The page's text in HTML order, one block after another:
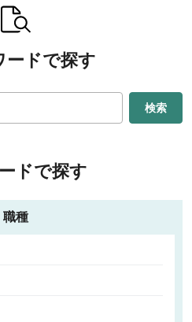
ードで探す
検索
ドで探す
職種